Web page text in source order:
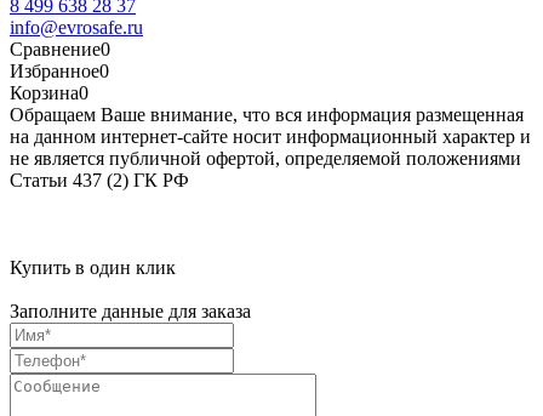
8 499 638 28 37
info@evrosafe.ru
Сравнение0
Избранное0
Корзина0
Обращаем Ваше внимание, что вся информация размещенная
на данном интернет-сайте носит информационный характер и
не является публичной офертой, определяемой положениями
Статьи 437 (2) ГК РФ
Купить в один клик
Заполните данные для заказа